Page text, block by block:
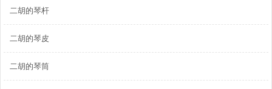
二胡的琴杆
二胡的琴皮
二胡的琴筒